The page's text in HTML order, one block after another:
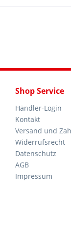
Shop Service
Händler-Login
Kontakt
Versand und
Widerrufsrecht
Datenschutz
AGB
Impressum